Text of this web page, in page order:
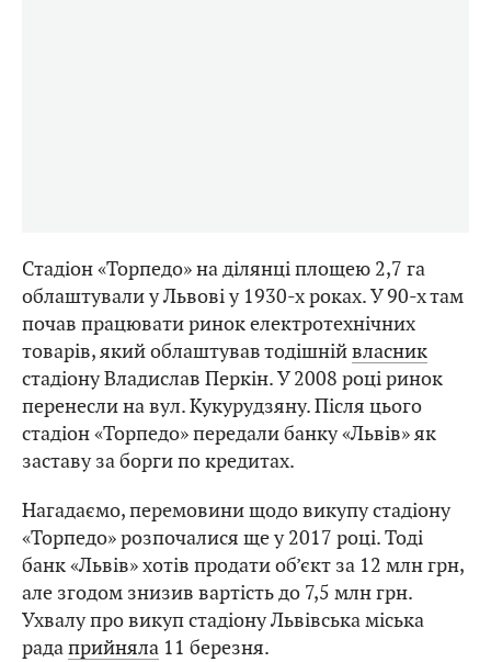
Стадіон «Торпедо» на ділянці площею 2,7 га
облаштували у Львові у 1930-х роках. У 90-х там
почав працювати ринок електротехнічних
товарів, який облаштував тодішнійвласник
стадіону Владислав Перкін. У 2008 році ринок
перенесли на вул. Кукурудзяну. Після цього
стадіон «Торпедо» передали банку «Львів» як
заставу за борги по кредитах.
Нагадаємо, перемовини щодо викупу стадіону
«Торпедо» розпочалися ще у 2017 році. Тоді
банк «Львів» хотів продати об’єкт за 12 млн грн,
але згодом знизив вартість до 7,5 млн грн.
Ухвалу про викуп стадіону Львівська міська
радаприйняла 11 березня.